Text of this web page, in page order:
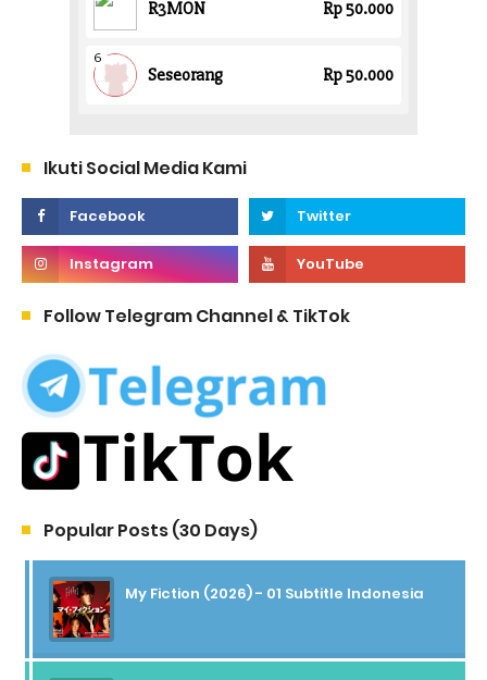
Ikuti Social Media Kami
Follow Telegram Channel & TikTok
Popular Posts (30 Days)
My Fiction (2026) - 01 Subtitle Indonesia